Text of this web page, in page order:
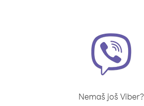
Nemaš još Viber?